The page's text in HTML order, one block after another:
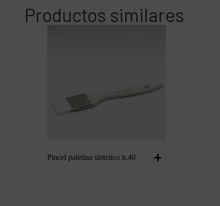
Productos similares
Pincel paletina sintetico n.40